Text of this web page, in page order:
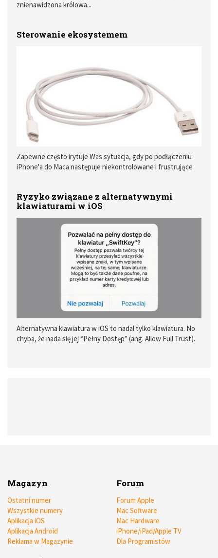
znienawidzona królowa...
Sterowanie ekosystemem
Zapewne często irytuje Was sytuacja, gdy po podłączeniu
iPhone'a do Maca następuje niekontrolowane i frustrujące
ostatnich filmów. Integracja "ekosystemu" wymusza pewną
automatyzację zadań, która jednak nie wszystkim odpowiada.
Ryzyko związane z alternatywnymi
klawiaturami w iOS
Alternatywna klawiatura w iOS to nadal tylko klawiatura. No
chyba, że nada się jej “Pełny Dostęp” (ang. Allow Full Trust).
Magazyn
Ostatni numer
Wszystkie numery
Aplikacja iOS
Aplikacja Android
Reklama w Magazynie
Forum
Forum Apple
Mac Software
Mac Hardware
iPhone/iPad/Apple TV
Dla Programistów